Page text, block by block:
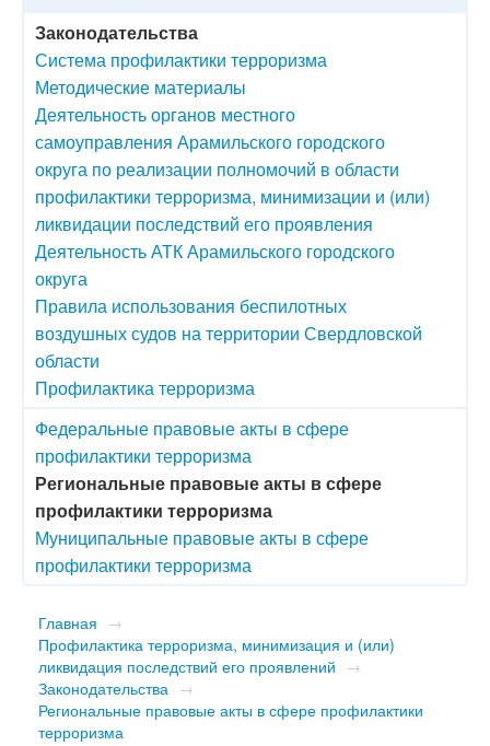
Законодательства
Система профилактики терроризма
Методические материалы
Деятельность органов местного
самоуправления Арамильского городского
округа по реализации полномочий в области
профилактики терроризма, минимизации и (или)
ликвидации последствий его проявления
Деятельность АТК Арамильского городского
округа
Правила использования беспилотных
воздушных судов на территории Свердловской
области
Профилактика терроризма
Федеральные правовые акты в сфере
профилактики терроризма
Региональные правовые акты в сфере
профилактики терроризма
Муниципальные правовые акты в сфере
профилактики терроризма
Главная →
Профилактика терроризма, минимизация и (или)
ликвидация последствий его проявлений →
Законодательства →
Региональные правовые акты в сфере профилактики
терроризма